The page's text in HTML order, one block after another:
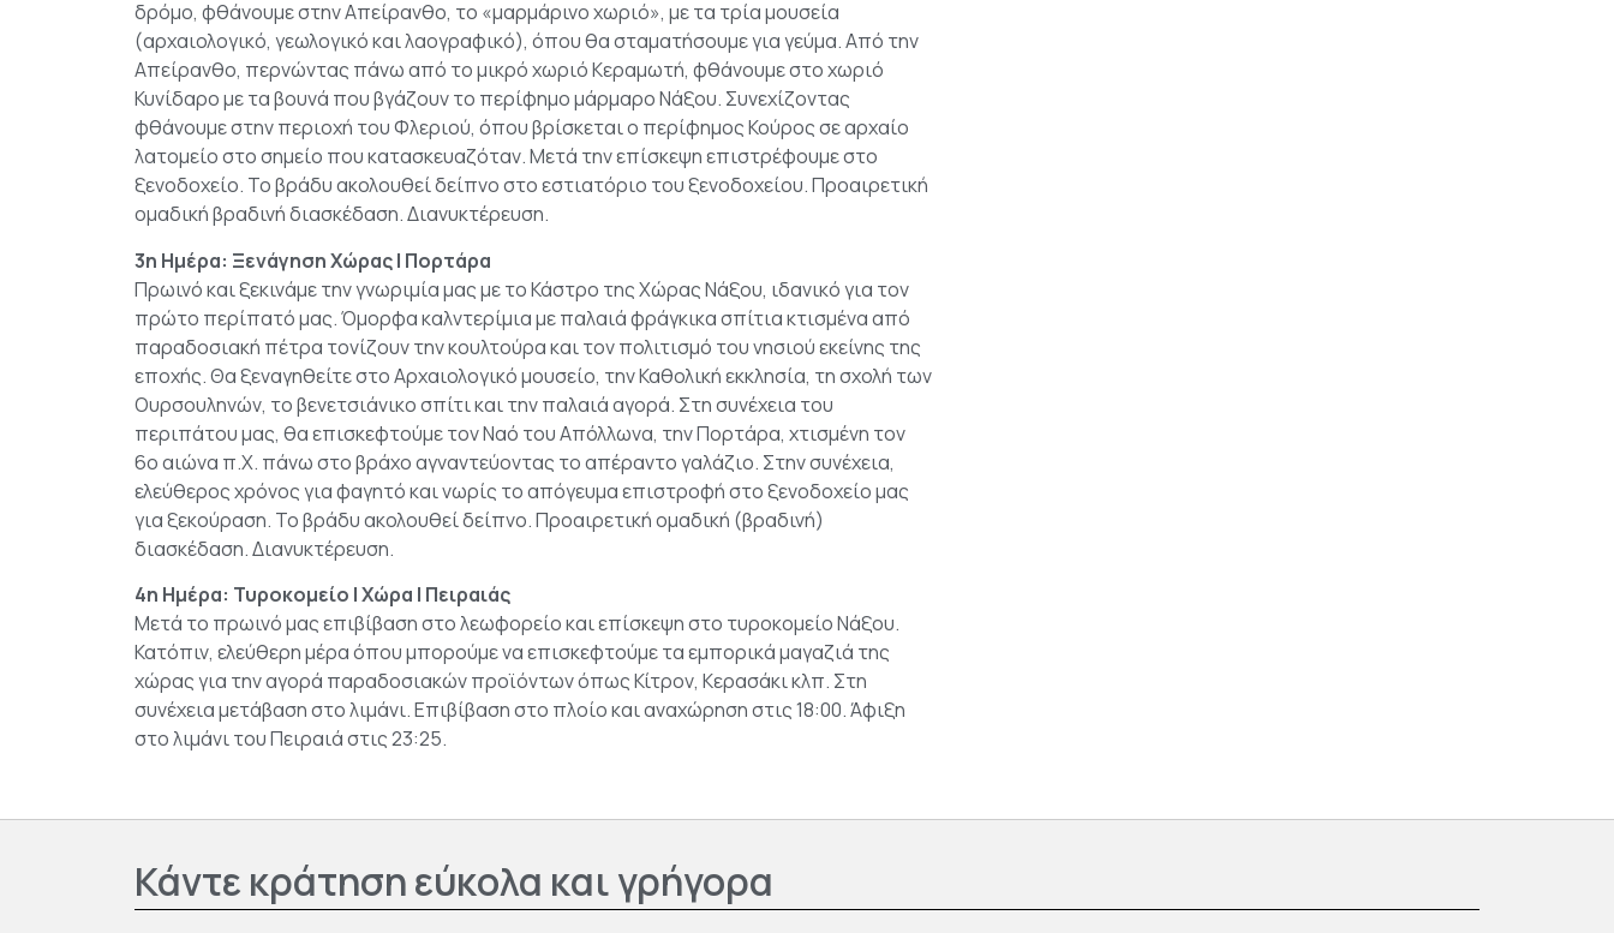
δρόμο, φθάνουμε στην Απείρανθο, το «μαρμάρινο χωριό», με τα τρία μουσεία
(αρχαιολογικό, γεωλογικό και λαογραφικό), όπου θα σταματήσουμε για γεύμα. Από την
Απείρανθο, περνώντας πάνω από το μικρό χωριό Κεραμωτή, φθάνουμε στο χωριό
Κυνίδαρο με τα βουνά που βγάζουν το περίφημο μάρμαρο Νάξου. Συνεχίζοντας
φθάνουμε στην περιοχή του Φλεριού, όπου βρίσκεται ο περίφημος Κούρος σε αρχαίο
λατομείο στο σημείο που κατασκευαζόταν. Μετά την επίσκεψη επιστρέφουμε στο
ξενοδοχείο. Το βράδυ ακολουθεί δείπνο στο εστιατόριο του ξενοδοχείου. Προαιρετική
ομαδική βραδινή διασκέδαση. Διανυκτέρευση.
3η Ημέρα: Ξενάγηση Χώρας | Πορτάρα
Πρωινό και ξεκινάμε την γνωριμία μας με το Κάστρο της Χώρας Νάξου, ιδανικό για τον
πρώτο περίπατό μας. Όμορφα καλντερίμια με παλαιά φράγκικα σπίτια κτισμένα από
παραδοσιακή πέτρα τονίζουν την κουλτούρα και τον πολιτισμό του νησιού εκείνης της
εποχής. Θα ξεναγηθείτε στο Αρχαιολογικό μουσείο, την Καθολική εκκλησία, τη σχολή των
Ουρσουληνών, το βενετσιάνικο σπίτι και την παλαιά αγορά. Στη συνέχεια του
περιπάτου μας, θα επισκεφτούμε τον Ναό του Απόλλωνα, την Πορτάρα, χτισμένη τον
6o αιώνα π.X. πάνω στο βράχο αγναντεύοντας το απέραντο γαλάζιο. Στην συνέχεια,
ελεύθερος χρόνος για φαγητό και νωρίς το απόγευμα επιστροφή στο ξενοδοχείο μας
για ξεκούραση. Το βράδυ ακολουθεί δείπνο. Προαιρετική ομαδική (βραδινή)
διασκέδαση. Διανυκτέρευση.
4η Ημέρα: Τυροκομείο | Χώρα | Πειραιάς
Μετά το πρωινό μας επιβίβαση στο λεωφορείο και επίσκεψη στο τυροκομείο Νάξου.
Κατόπιν, ελεύθερη μέρα όπου μπορούμε να επισκεφτούμε τα εμπορικά μαγαζιά της
χώρας για την αγορά παραδοσιακών προϊόντων όπως Κίτρον, Κερασάκι κλπ. Στη
συνέχεια μετάβαση στο λιμάνι. Επιβίβαση στο πλοίο και αναχώρηση στις 18:00. Άφιξη
στο λιμάνι του Πειραιά στις 23:25.
Κάντε κράτηση εύκολα και γρήγορα